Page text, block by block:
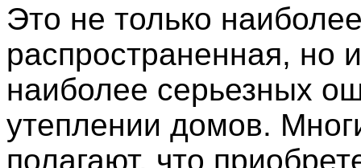
Это не только
распространенная, но
наиболее серьезных
утеплении домов.
полагают, что